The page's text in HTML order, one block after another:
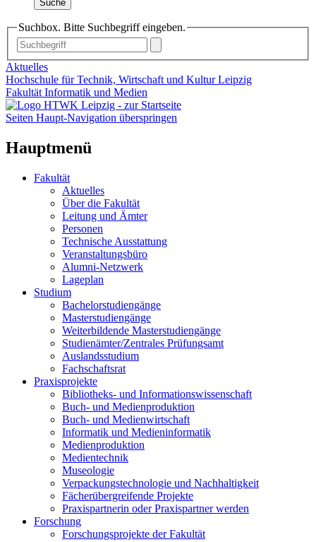
Suche
Suchbox. Bitte Suchbegriff eingeben.
Aktuelles
Hochschule für Technik, Wirtschaft und Kultur Leipzig
Fakultät Informatik und Medien
Seiten Haupt-Navigation überspringen
Hauptmenü
Fakultät
Aktuelles
Über die Fakultät
Leitung und Ämter
Personen
Technische Ausstattung
Veranstaltungsbüro
Alumni-Netzwerk
Lageplan
Studium
Bachelorstudiengänge
Masterstudiengänge
Weiterbildende Masterstudiengänge
Studienämter/Zentrales Prüfungsamt
Auslandsstudium
Fachschaftsrat
Praxisprojekte
Bibliotheks- und Informationswissenschaft
Buch- und Medienproduktion
Buch- und Medienwirtschaft
Informatik und Medieninformatik
Medienproduktion
Medientechnik
Museologie
Verpackungstechnologie und Nachhaltigkeit
Fächerübergreifende Projekte
Praxispartnerin oder Praxispartner werden
Forschung
Forschungsprojekte der Fakultät